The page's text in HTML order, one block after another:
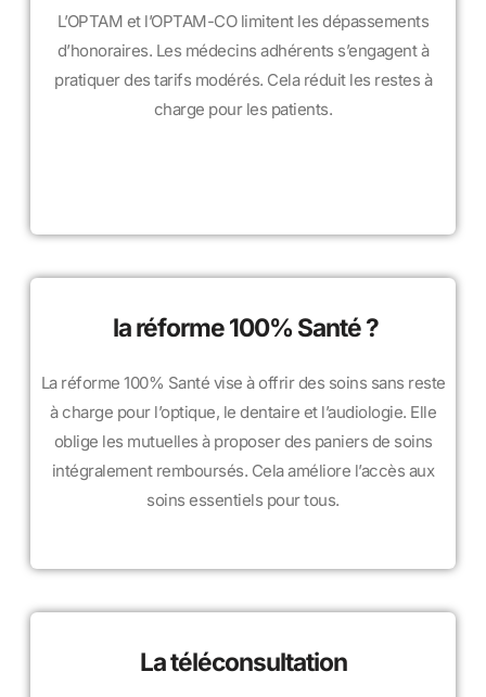
L’OPTAM et l’OPTAM-CO limitent les dépassements
d’honoraires. Les médecins adhérents s’engagent à
pratiquer des tarifs modérés. Cela réduit les restes à
charge pour les patients.
la réforme 100% Santé ?
La réforme 100% Santé vise à offrir des soins sans reste
à charge pour l’optique, le dentaire et l’audiologie. Elle
oblige les mutuelles à proposer des paniers de soins
intégralement remboursés. Cela améliore l’accès aux
soins essentiels pour tous.
La téléconsultation